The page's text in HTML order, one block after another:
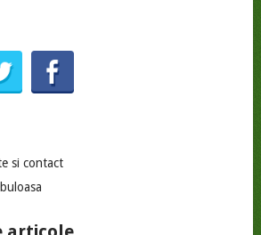
si contact